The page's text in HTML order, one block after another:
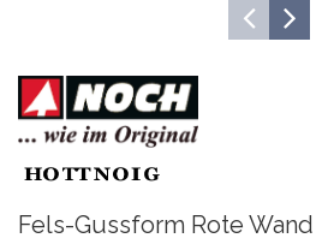
Fels-Gussform Rote Wand